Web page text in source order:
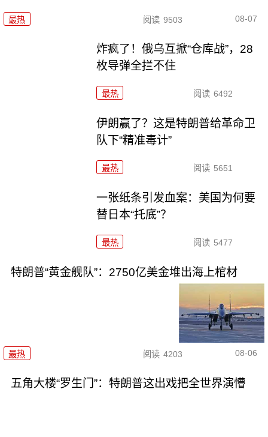
最热 阅读 9503 08-07
炸疯了！俄乌互掀“仓库战”，28
枚导弹全拦不住
最热 阅读 6492
伊朗赢了？这是特朗普给革命卫
队下“精准毒计”
最热 阅读 5651
一张纸条引发血案：美国为何要
替日本“托底”？
最热 阅读 5477
特朗普“黄金舰队”：2750亿美金堆出海上棺材
最热 阅读 4203 08-06
五角大楼“罗生门”：特朗普这出戏把全世界演懵